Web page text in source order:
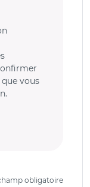
vous
obligatoire